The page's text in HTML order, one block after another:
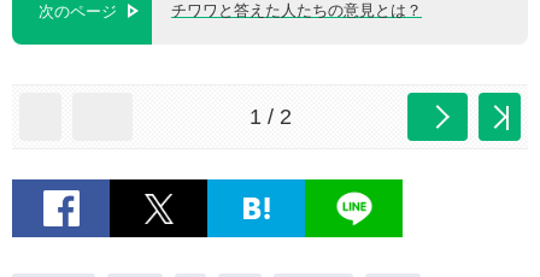
次のページ チワワと答えた人たちの意見とは？
1 / 2